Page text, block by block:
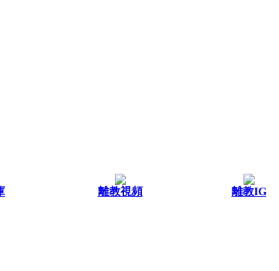
離教視頻 離教IG